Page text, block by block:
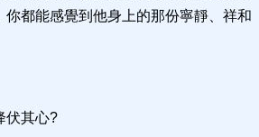
你都能感覺到他身上的那份寧靜、祥和
伏其心?